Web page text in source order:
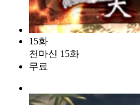
15화
천마신 15화
무료